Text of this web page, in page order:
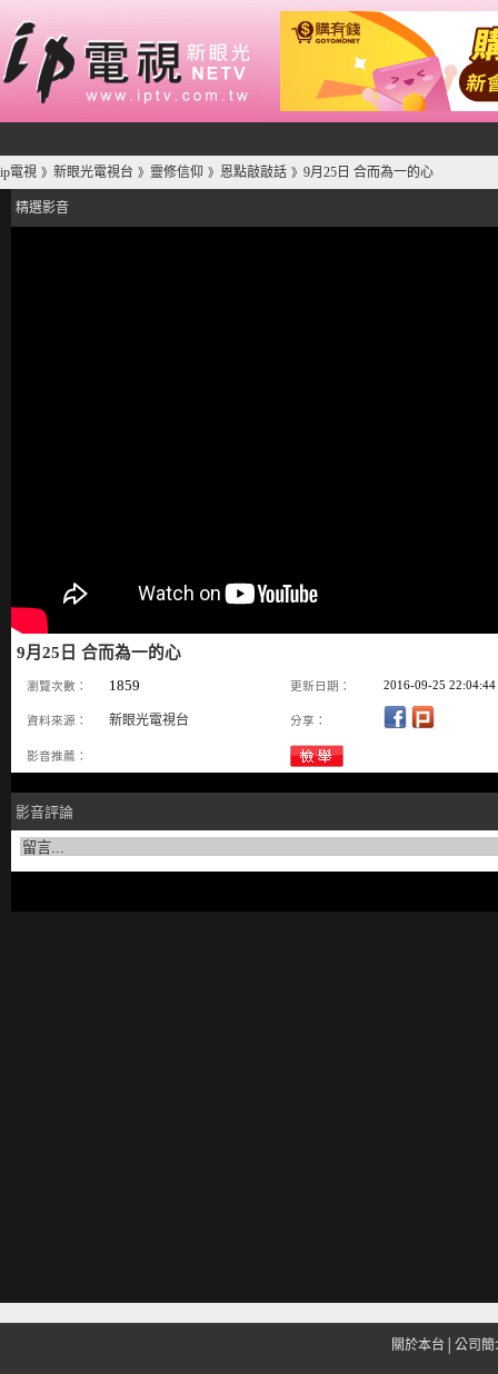
ip電視 》 新眼光電視台 》 靈修信仰 》 恩點敲敲話 》 9月25日 合而為一的心
精選影音
9月25日 合而為一的心
瀏覽次數： 1859 更新日期： 2016-09-25 22:04:44
資料來源： 新眼光電視台 分享：
影音推薦：
影音評論
關於本台 公司簡